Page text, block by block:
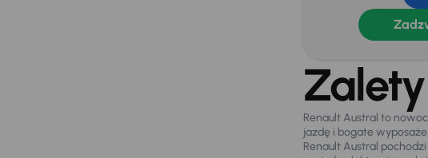
Renault Austral to
jazdę i bogate
Renault Austral